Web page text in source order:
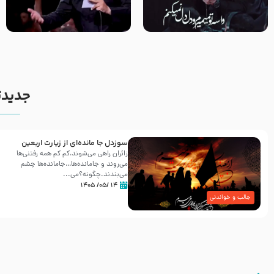
مصداق کربلا – حاج حسین سیب
شور ، حسینا! به‌ حق زهرا «أُنْظُرْ
إِلَینا» – عزاداری شب هفتم ماه
جالب و خواندنی
سوزدل جا مانده‌ای از زیارت اربعین
زائران راهی می‌شوند،کم‌ کم همه رفتنی‌ها
می‌روند و جامانده‌ها…جامانده‌ها چشم
می‌بندند.چگونه؟می‌...
۱۴ /۰۵/ ۱۴۰۵